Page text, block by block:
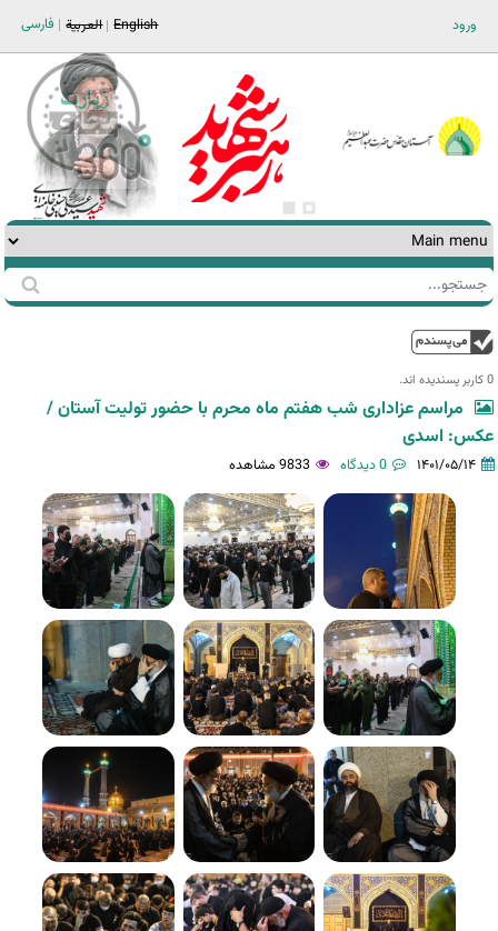
ورود فارسی العربية English
فرم
جستجو
جستجو
0 کاربر پسندیده اند.‎
مراسم عزاداری شب هفتم ماه محرم با حضور تولیت آستان /
عکس: اسدی
۱۴۰۱/۰۵/۱۴ 0 دیدگاه 9833 مشاهده